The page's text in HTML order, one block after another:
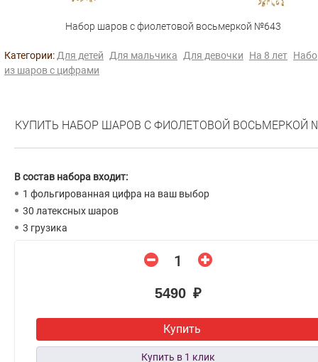
Набор шаров с фиолетовой восьмеркой №643
Категории: Для детей Для мальчика Для девочки На 8 лет
из шаров с цифрами
КУПИТЬ НАБОР ШАРОВ С ФИОЛЕТОВОЙ ВОСЬМЕРКОЙ
В состав набора входит:
1 фольгированная цифра на ваш выбор
30 латексных шаров
3 грузика
5490 ₽
Купить